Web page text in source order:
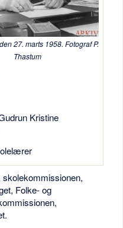
27. marts 1958. Fotograf P.
Thastum
Kristine
Folke- og